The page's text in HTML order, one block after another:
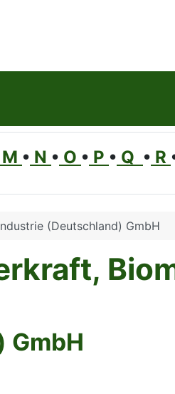
M • N • O • P • Q • R
(Deutschland) GmbH
GmbH